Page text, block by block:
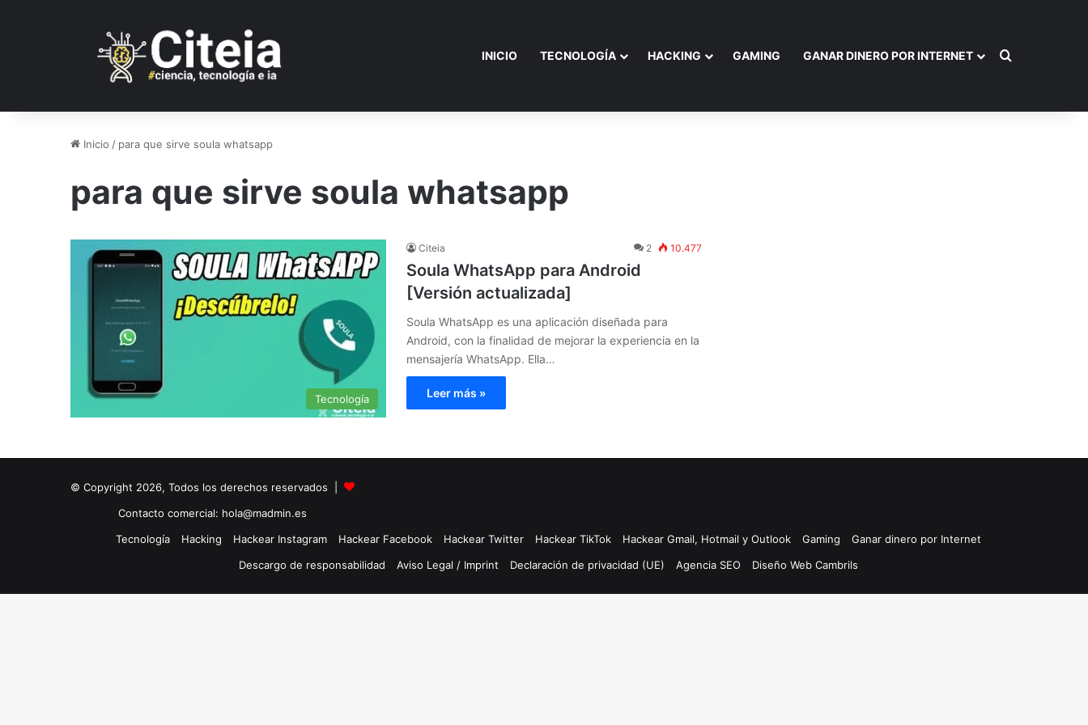
INICIO TECNOLOGÍA HACKING GAMING GANAR DINERO POR INTERNET Buscar por
Inicio / para que sirve soula whatsapp
para que sirve soula whatsapp
Tecnología
Citeia 2 10.477
Soula WhatsApp para Android
[Versión actualizada]
Soula WhatsApp es una aplicación diseñada para
Android, con la finalidad de mejorar la experiencia en la
mensajería WhatsApp. Ella…
Leer más »
© Copyright 2026, Todos los derechos reservados |
Contacto comercial: hola@madmin.es
Tecnología
Hacking Hackear Instagram Hackear Facebook Hackear Twitter Hackear TikTok Hackear Gmail, Hotmail y Outlook Gaming
Ganar dinero por Internet
Descargo de responsabilidad
Aviso Legal / Imprint Declaración de privacidad (UE) Agencia SEO Diseño Web Cambrils